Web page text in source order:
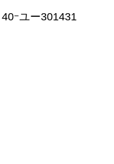
ｰユー301431